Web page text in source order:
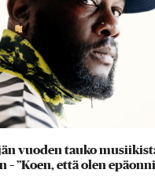
vuoden tauko
– ”Koen, että olen